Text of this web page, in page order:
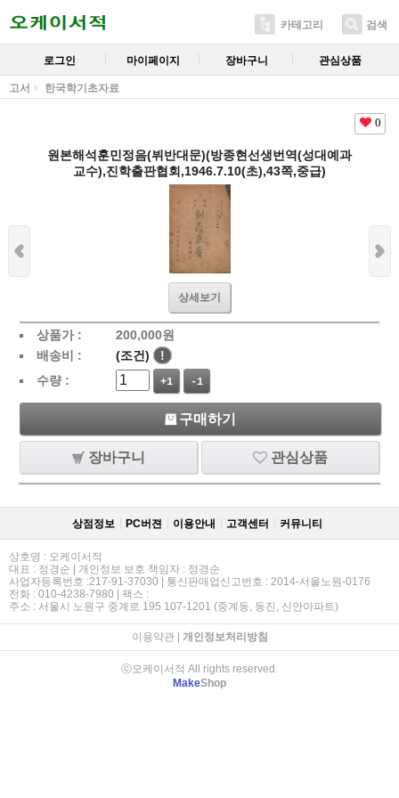
카테고리 검색
로그인 마이페이지 장바구니 관심상품
고서 한국학기초자료
0
원본해석훈민정음(뷔반대문)(방종현선생번역(성대예과
교수),진학출판협회,1946.7.10(초),43쪽,중급)
상세보기
상품가 : 200,000원
배송비 :
(조건)
!
수량 :
+1 -1
구매하기
장바구니 관심상품
상점정보 PC버젼 이용안내 고객센터 커뮤니티
상호명 : 오케이서적
대표 : 정경순 | 개인정보 보호 책임자 : 정경순
사업자등록번호 :217-91-37030 | 통신판매업신고번호 : 2014-서울노원-0176
전화 : 010-4238-7980 | 팩스 :
주소 : 서울시 노원구 중계로 195 107-1201 (중계동, 동진, 신안아파트)
이용약관| 개인정보처리방침
ⓒ오케이서적 All rights reserved.
MakeShop